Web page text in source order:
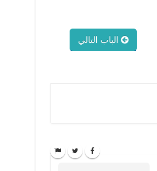
الباب التالي